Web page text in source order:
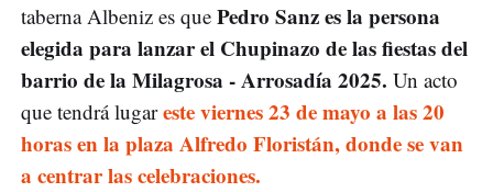
taberna Albeniz es que Pedro Sanz es la persona
elegida para lanzar el Chupinazo de las fiestas del
barrio de la Milagrosa - Arrosadía 2025. Un acto
que tendrá lugareste viernes 23 de mayo a las 20
horas en la plaza Alfredo Floristán, donde se van
a centrar las celebraciones.